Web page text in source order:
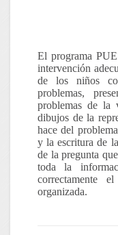
El programa
intervención
de los niños
problemas,
problemas de la
dibujos de la
hace del
y la escritura de
de la pregunta
toda la
correctamente
organizada.